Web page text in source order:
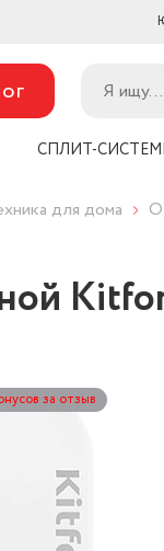
СПЛИТ-
для дома
за отзыв